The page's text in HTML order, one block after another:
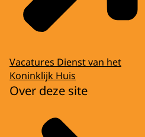
Vacatures Dienst van het
Koninklijk Huis
Over deze site